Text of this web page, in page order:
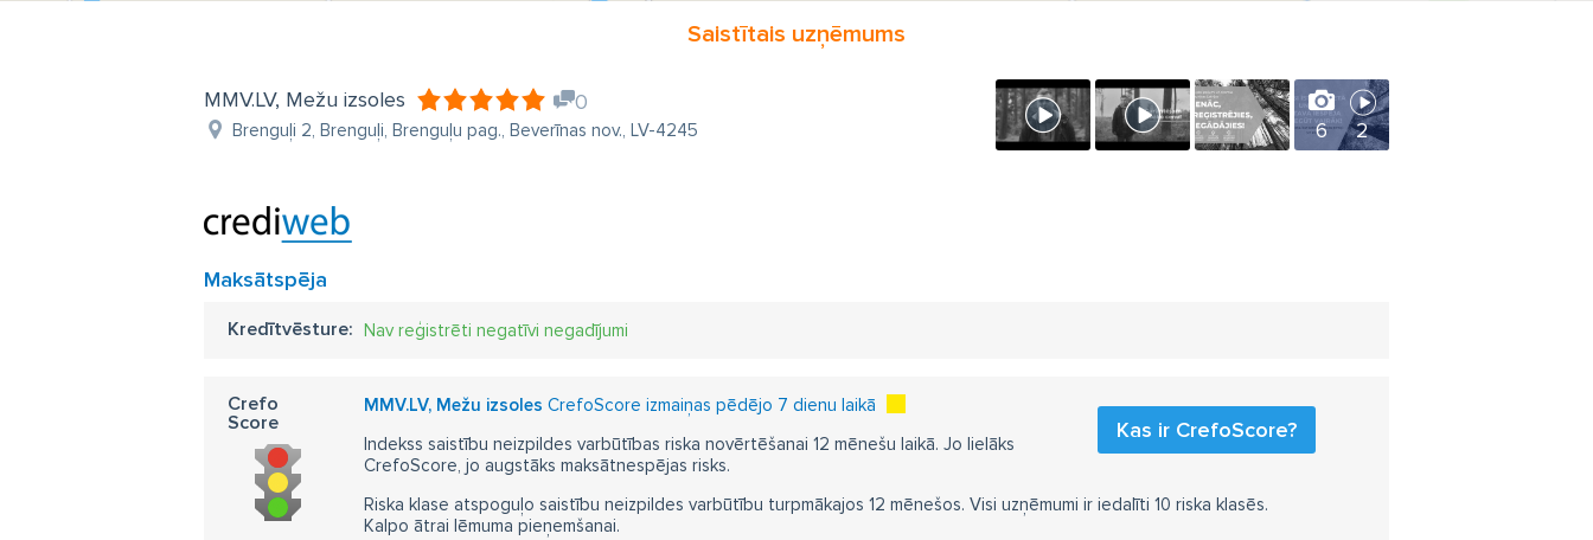
Saistītais uzņēmums
MMV.LV, Mežu izsoles 0
Brenguļi 2, Brenguļi, Brenguļu pag., Beverīnas nov., LV-4245 6 2
Maksātspēja
Kredītvēsture: Nav reģistrēti negatīvi negadījumi
Crefo
Score
MMV.LV, Mežu izsoles CrefoScore izmaiņas pēdējo 7 dienu laikā
Kas ir CrefoScore?
Indekss saistību neizpildes varbūtības riska novērtēšanai 12 mēnešu laikā. Jo lielāks
CrefoScore, jo augstāks maksātnespējas risks.
Riska klase atspoguļo saistību neizpildes varbūtību turpmākajos 12 mēnešos. Visi uzņēmumi ir iedalīti 10 riska klasēs.
Kalpo ātrai lēmuma pieņemšanai.